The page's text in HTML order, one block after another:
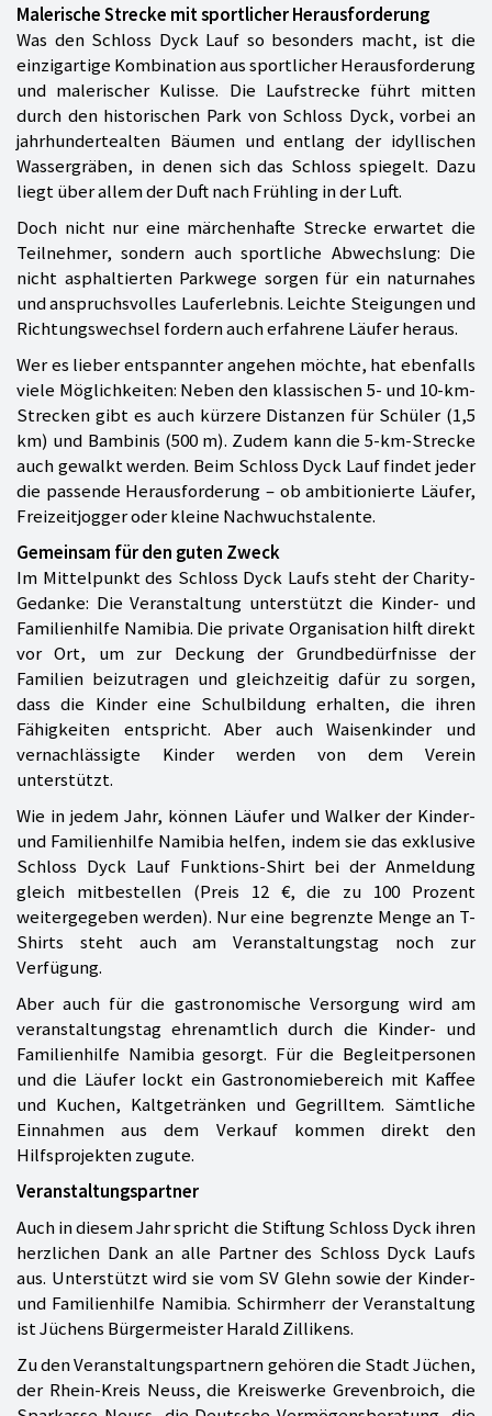
Malerische Strecke mit sportlicher Herausforderung
Was den Schloss Dyck Lauf so besonders macht, ist die
einzigartige Kombination aus sportlicher Herausforderung
und malerischer Kulisse. Die Laufstrecke führt mitten
durch den historischen Park von Schloss Dyck, vorbei an
jahrhundertealten Bäumen und entlang der idyllischen
Wassergräben, in denen sich das Schloss spiegelt. Dazu
liegt über allem der Duft nach Frühling in der Luft.
Doch nicht nur eine märchenhafte Strecke erwartet die
Teilnehmer, sondern auch sportliche Abwechslung: Die
nicht asphaltierten Parkwege sorgen für ein naturnahes
und anspruchsvolles Lauferlebnis. Leichte Steigungen und
Richtungswechsel fordern auch erfahrene Läufer heraus.
Wer es lieber entspannter angehen möchte, hat ebenfalls
viele Möglichkeiten: Neben den klassischen 5- und 10-km-
Strecken gibt es auch kürzere Distanzen für Schüler (1,5
km) und Bambinis (500 m). Zudem kann die 5-km-Strecke
auch gewalkt werden. Beim Schloss Dyck Lauf findet jeder
die passende Herausforderung – ob ambitionierte Läufer,
Freizeitjogger oder kleine Nachwuchstalente.
Gemeinsam für den guten Zweck
Im Mittelpunkt des Schloss Dyck Laufs steht der Charity-
Gedanke: Die Veranstaltung unterstützt die Kinder- und
Familienhilfe Namibia. Die private Organisation hilft direkt
vor Ort, um zur Deckung der Grundbedürfnisse der
Familien beizutragen und gleichzeitig dafür zu sorgen,
dass die Kinder eine Schulbildung erhalten, die ihren
Fähigkeiten entspricht. Aber auch Waisenkinder und
vernachlässigte Kinder werden von dem Verein
unterstützt.
Wie in jedem Jahr, können Läufer und Walker der Kinder-
und Familienhilfe Namibia helfen, indem sie das exklusive
Schloss Dyck Lauf Funktions-Shirt bei der Anmeldung
gleich mitbestellen (Preis 12 €, die zu 100 Prozent
weitergegeben werden). Nur eine begrenzte Menge an T-
Shirts steht auch am Veranstaltungstag noch zur
Verfügung.
Aber auch für die gastronomische Versorgung wird am
veranstaltungstag ehrenamtlich durch die Kinder- und
Familienhilfe Namibia gesorgt. Für die Begleitpersonen
und die Läufer lockt ein Gastronomiebereich mit Kaffee
und Kuchen, Kaltgetränken und Gegrilltem. Sämtliche
Einnahmen aus dem Verkauf kommen direkt den
Hilfsprojekten zugute.
Veranstaltungspartner
Auch in diesem Jahr spricht die Stiftung Schloss Dyck ihren
herzlichen Dank an alle Partner des Schloss Dyck Laufs
aus. Unterstützt wird sie vom SV Glehn sowie der Kinder-
und Familienhilfe Namibia. Schirmherr der Veranstaltung
ist Jüchens Bürgermeister Harald Zillikens.
Zu den Veranstaltungspartnern gehören die Stadt Jüchen,
der Rhein-Kreis Neuss, die Kreiswerke Grevenbroich, die